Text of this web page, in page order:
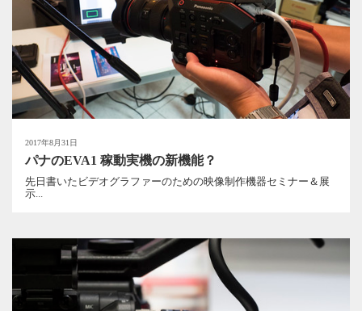
2017年8月31日
パナのEVA1 稼動実機の新機能？
先日書いたビデオグラファーのための映像制作機器セミナー＆展
示...